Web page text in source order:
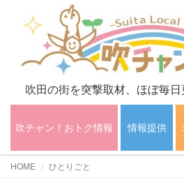
吹田の街を突撃取材、ほぼ毎日
吹チャン！おトク情報 情報提供
HOME ひとりごと